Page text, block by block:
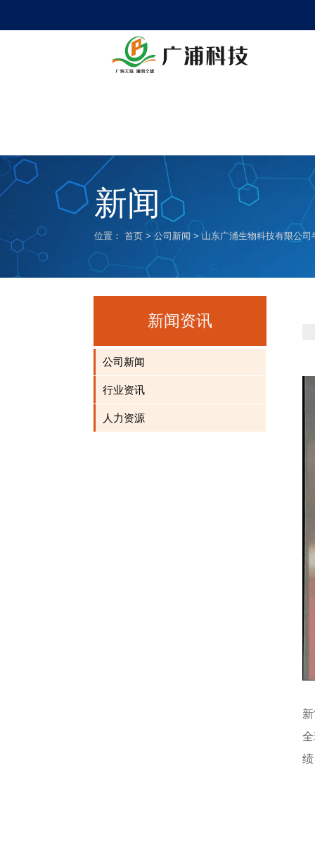
新闻
位置：首页 >公司新闻 > 山东广浦生物科技有限公
新闻资讯
公司新闻
行业资讯
人力资源